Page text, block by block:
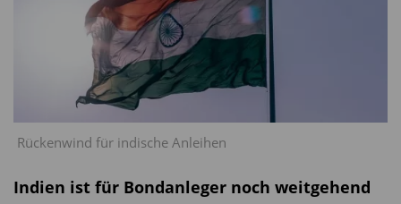
Rückenwind für indische Anleihen
Indien ist für Bondanleger noch weitgehend